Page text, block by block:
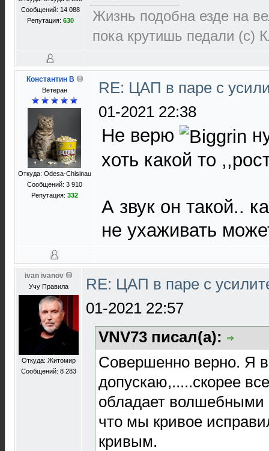
Сообщений: 14 088
Репутация: 630
Жизнь подобна езде на
пока крутишь педали (с)
Константин В
Ветеран
Откуда: Odesa-Chisinau
Сообщений: 3 910
Репутация: 332
RE: ЦАП в паре с
01-2021 22:38
Не верю
хоть какой то
А звук он такой..
не ухаживать
ivan ivanov
Учу Правила
Откуда: Житомир
Сообщений: 8 283
RE: ЦАП в паре с
01-2021 22:57
VNV73 писал(а):
Совершенно верно. Я
допускаю,.....скорее
обладает волшебными
что мы кривое
кривым.